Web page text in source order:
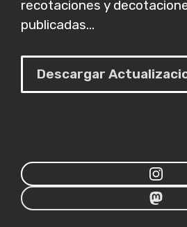
recotaciones y
publicadas...
Descargar